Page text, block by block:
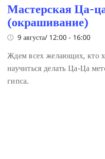
Мастерская Ца-
(окрашивание)
9 августа/ 12:00- 16:00
Ждем всех желающих, кто
научиться делать Ца-Ца
гипса.